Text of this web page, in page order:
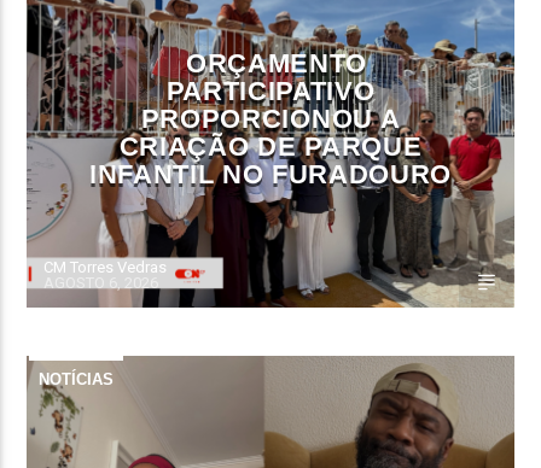
ORÇAMENTO
PARTICIPATIVO
PROPORCIONOU A
CRIAÇÃO DE PARQUE
INFANTIL NO FURADOURO
CM Torres Vedras
NOTÍCIAS